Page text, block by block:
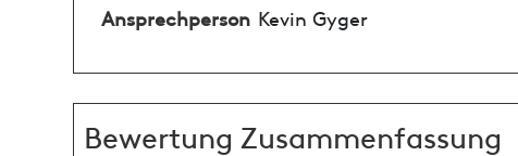
Ansprechperson Kevin Gyger
Bewertung Zusammenfassung